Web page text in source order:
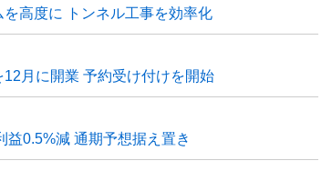
高度に トンネル工事を効率化
月に開業 予約受け付けを開始
0.5%減 通期予想据え置き